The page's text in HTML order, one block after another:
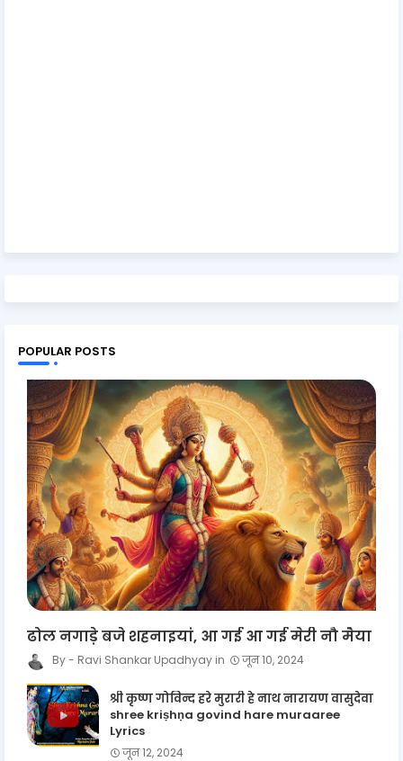
POPULAR POSTS
ढोल नगाड़े बजे शहनाइयां, आ गई आ गई मेरी नौ मैया
Ravi Shankar Upadhyay जून 10, 2024
श्री कृष्ण गोविन्द हरे मुरारी हे नाथ नारायण वासुदेवा
shree kriṣhṇa govind hare muraaree
Lyrics
जून 12, 2024